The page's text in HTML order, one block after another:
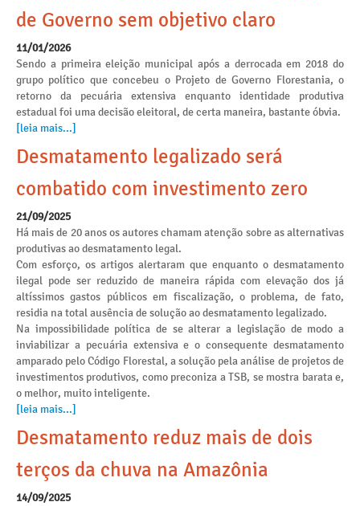
de Governo sem objetivo claro
11/01/2026
Sendo a primeira eleição municipal após a derrocada em 2018 do
grupo político que concebeu o Projeto de Governo Florestania, o
retorno da pecuária extensiva enquanto identidade produtiva
estadual foi uma decisão eleitoral, de certa maneira, bastante óbvia.
[leia mais...]
Desmatamento legalizado será
combatido com investimento zero
21/09/2025
Há mais de 20 anos os autores chamam atenção sobre as alternativas
produtivas ao desmatamento legal.
Com esforço, os artigos alertaram que enquanto o desmatamento
ilegal pode ser reduzido de maneira rápida com elevação dos já
altíssimos gastos públicos em fiscalização, o problema, de fato,
residia na total ausência de solução ao desmatamento legalizado.
Na impossibilidade política de se alterar a legislação de modo a
inviabilizar a pecuária extensiva e o consequente desmatamento
amparado pelo Código Florestal, a solução pela análise de projetos de
investimentos produtivos, como preconiza a TSB, se mostra barata e,
o melhor, muito inteligente.
[leia mais...]
Desmatamento reduz mais de dois
terços da chuva na Amazônia
14/09/2025